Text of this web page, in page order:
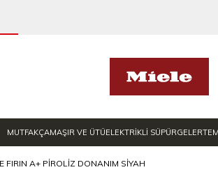
MUTFAKÇAMAŞIR VE ÜTÜELEKTRİKLİ SÜPÜRGELER
FIRIN A+ PIROLIZ DONANIM SIYAH